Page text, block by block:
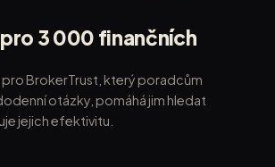
3 000 finančních
pro BrokerTrust, který poradcům
otázky, pomáhá jim hledat
jejich efektivitu.